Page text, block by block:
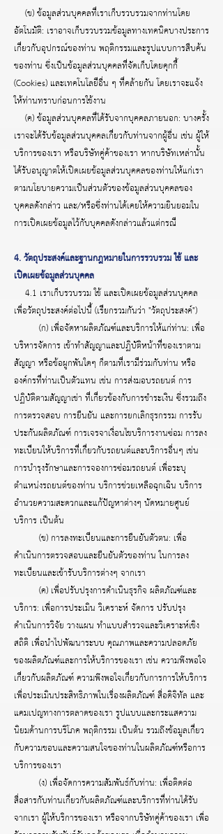
(ข) ข้อมูลส่วนบุคคลที่เราเก็บรวบรวมจากท่านโดย
อัตโนมัติ: เราอาจเก็บรวบรวมข้อมูลทางเทคนิคบางประการ
เกี่ยวกับอุปกรณ์ของท่าน พฤติกรรมและรูปแบบการสืบค้น
ของท่าน ซึ่งเป็นข้อมูลส่วนบุคคลที่จัดเก็บโดยคุกกี้
(Cookies) และเทคโนโลยีอื่น ๆ ที่คล้ายกัน โดยเราจะแจ้ง
ให้ท่านทราบก่อนการใช้งาน
(ค) ข้อมูลส่วนบุคคลที่ได้รับจากบุคคลภายนอก: บางครั้ง
เราจะได้รับข้อมูลส่วนบุคคลเกี่ยวกับท่านจากผู้อื่น เช่น ผู้ให้
บริการของเรา หรือบริษัทคู่ค้าของเรา หากบริษัทเหล่านั้น
ได้รับอนุญาตให้เปิดเผยข้อมูลส่วนบุคคลของท่านให้แก่เรา
ตามนโยบายความเป็นส่วนตัวของข้อมูลส่วนบุคคลของ
บุคคลดังกล่าว และ/หรือซึ่งท่านได้เคยให้ความยินยอมใน
การเปิดเผยข้อมูลไว้กับบุคคลดังกล่าวแล้วแต่กรณี
4. วัตถุประสงค์และฐานกฎหมายในการรวบรวม ใช้ และ
เปิดเผยข้อมูลส่วนบุคคล
4.1 เราเก็บรวบรวม ใช้ และเปิดเผยข้อมูลส่วนบุคคล
เพื่อวัตถุประสงค์ต่อไปนี้ (เรียกรวมกันว่า "วัตถุประสงค์")
(ก) เพื่อจัดหาผลิตภัณฑ์และบริการให้แก่ท่าน: เพื่อ
บริหารจัดการ เข้าทำสัญญาและปฏิบัติหน้าที่ของเราตาม
สัญญา หรือข้อผูกพันใดๆ ก็ตามที่เรามีร่วมกับท่าน หรือ
องค์กรที่ท่านเป็นตัวแทน เช่น การส่งมอบรถยนต์ การ
ปฏิบัติตามสัญญาเช่า ที่เกี่ยวข้องกับการชำระเงิน ซึ่งรวมถึง
การตรวจสอบ การยืนยัน และการยกเลิกธุรกรรม การรับ
ประกันผลิตภัณฑ์ การเจรจาเงื่อนไขบริการงานซ่อม การลง
ทะเบียนให้บริการที่เกี่ยวกับรถยนต์และบริการอื่นๆ เช่น
การบำรุงรักษาและการจองการซ่อมรถยนต์ เพื่อระบุ
ตำแหน่งรถยนต์ของท่าน บริการช่วยเหลือฉุกเฉิน บริการ
อำนวยความสะดวกและแก้ปัญหาต่างๆ นัดหมายศูนย์
บริการ เป็นต้น
(ข) การลงทะเบียนและการยืนยันตัวตน: เพื่อ
ดำเนินการตรวจสอบและยืนยันตัวของท่าน ในการลง
ทะเบียนและเข้ารับบริการต่างๆ จากเรา
(ค) เพื่อปรับปรุงการดำเนินธุรกิจ ผลิตภัณฑ์และ
บริการ: เพื่อการประเมิน วิเคราะห์ จัดการ ปรับปรุง
ดำเนินการวิจัย วางแผน ทำแบบสำรวจและวิเคราะห์เชิง
สถิติ เพื่อนำไปพัฒนาระบบ คุณภาพและความปลอดภัย
ของผลิตภัณฑ์และการให้บริการของเรา เช่น ความพึงพอใจ
เกี่ยวกับผลิตภัณฑ์ ความพึงพอใจเกี่ยวกับการการให้บริการ
เพื่อประเมินประสิทธิภาพในเรื่องผลิตภัณฑ์ สื่อดิจิทัล และ
แคมเปญทางการตลาดของเรา รูปแบบและกระแสความ
นิยมด้านการบริโภค พฤติกรรม เป็นต้น รวมถึงข้อมูลเกี่ยว
กับความชอบและความสนใจของท่านในผลิตภัณฑ์หรือการ
บริการของเรา
(ง) เพื่อจัดการความสัมพันธ์กับท่าน: เพื่อติดต่อ
สื่อสารกับท่านเกี่ยวกับผลิตภัณฑ์และบริการที่ท่านได้รับ
จากเรา ผู้ให้บริการของเรา หรือจากบริษัทคู่ค้าของเรา เพื่อ